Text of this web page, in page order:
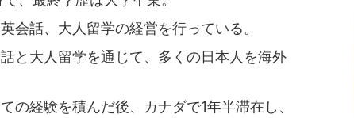
会話、大人留学の経営を行っている。
と大人留学を通じて、多くの日本人を海外
の経験を積んだ後、カナダで1年半滞在し、